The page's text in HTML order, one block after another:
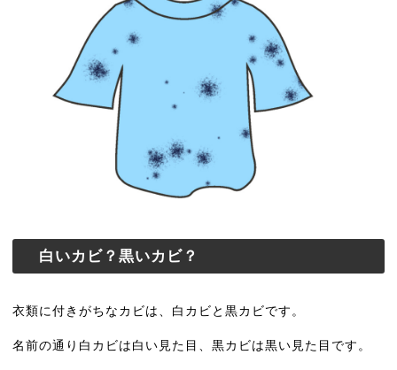
白いカビ？黒いカビ？
衣類に付きがちなカビは、白カビと黒カビです。
名前の通り白カビは白い見た目、黒カビは黒い見た目です。